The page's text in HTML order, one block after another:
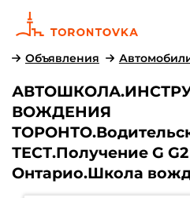
Объявления
ВОЖДЕНИЯ
ТЕСТ.Получение G
Онтарио.Школа